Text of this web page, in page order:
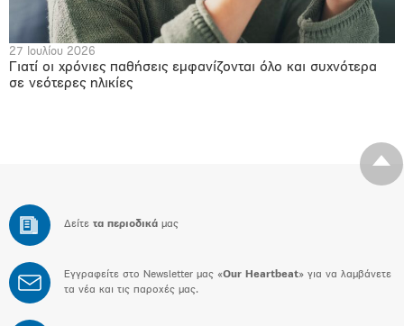
27 Ιουλίου 2026
Γιατί οι χρόνιες παθήσεις εμφανίζονται όλο και συχνότερα
σε νεότερες ηλικίες
Δείτε τα περιοδικά μας
Εγγραφείτε στο Newsletter μας «Our Heartbeat» για να λαμβάνετε
τα νέα και τις παροχές μας.